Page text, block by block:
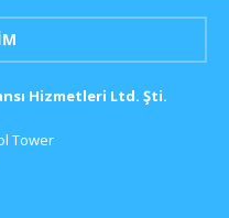
Hizmetleri Ltd. Şti.
Tower